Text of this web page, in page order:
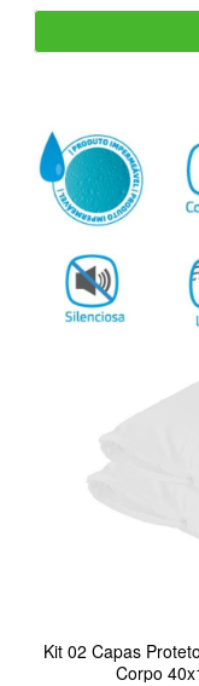
Kit 02 Capas
Corpo